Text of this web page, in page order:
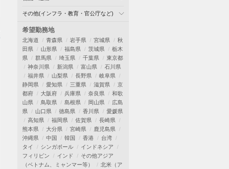
その他(インフラ・教育・官公庁など)
希望勤務地
北海道 青森県 岩手県 宮城県
秋
田県
山形県 福島県 茨城県
栃木
県
群馬県 埼玉県 千葉県
東京都
神奈川県
新潟県 富山県
石川県
福井県
山梨県 長野県
岐阜県
静岡県
愛知県 三重県 滋賀県
京
都府
大阪府 兵庫県 奈良県
和歌
山県
鳥取県 島根県 岡山県
広島
県
山口県 徳島県 香川県
愛媛県
高知県
福岡県 佐賀県
長崎県
熊本県
大分県 宮崎県
鹿児島県
沖縄県
中国 韓国 香港
台湾
タイ
シンガポール
インドネシア
フィリピン
インド
その他アジア
（ベトナム、ミャンマー等）
北米（ア